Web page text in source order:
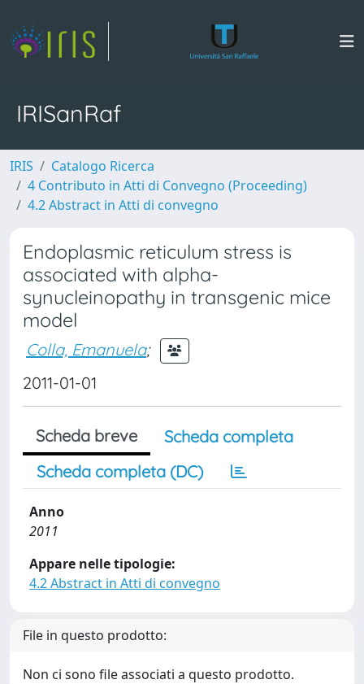
IRISanRaf
IRIS
Catalogo Ricerca
4 Contributo in Atti di Convegno (Proceeding)
4.2 Abstract in Atti di convegno
Endoplasmic reticulum stress is
associated with alpha-
synucleinopathy in transgenic mice
model
Colla, Emanuela;
2011-01-01
Scheda breve
Scheda completa
Scheda completa (DC)
Anno
2011
Appare nelle tipologie:
4.2 Abstract in Atti di convegno
File in questo prodotto:
Non ci sono file associati a questo prodotto.